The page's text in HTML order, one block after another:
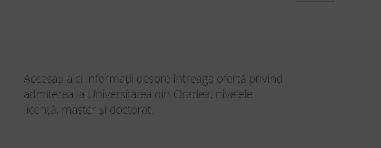
Accesați aici informații despre întreaga ofertă privind
admiterea la Universitatea din Oradea, nivelele
licență, master și doctorat.